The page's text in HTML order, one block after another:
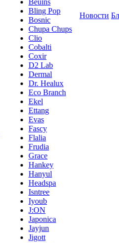
Beuins
Bling Pop
Bosnic
Chupa Chups
Clio
Cobalti
Coxir
D2 Lab
Dermal
Dr. Healux
Eco Branch
Ekel
Ettang
Evas
Fascy
Flalia
Frudia
Grace
Hankey
Hanyul
Headspa
Isntree
Iyoub
J:ON
Japonica
Jayjun
Jigott
Новости